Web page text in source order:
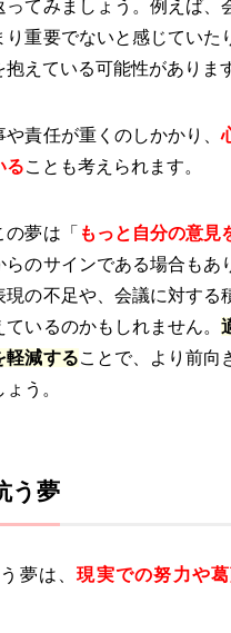
ってみましょう。例えば、
り重要でないと感じていた
えている可能性がありま
や責任が重くのしかかり、
ることも考えられます。
夢は「 もっと自分の意見
らのサインである場合もあ
現の不足や、会議に対する
ているのかもしれません。
軽減することで、より前向
う。
う夢
夢は、現実での努力や